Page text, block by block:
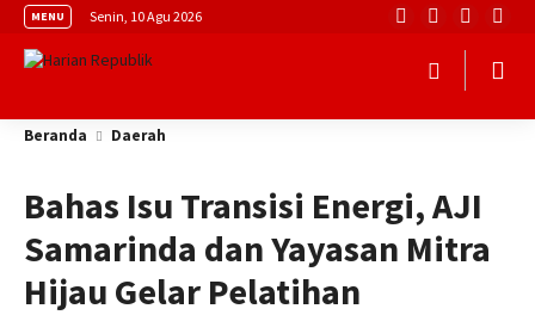
MENU Senin, 10 Agu 2026
Beranda Daerah
Bahas Isu Transisi Energi, AJI
Samarinda dan Yayasan Mitra
Hijau Gelar Pelatihan